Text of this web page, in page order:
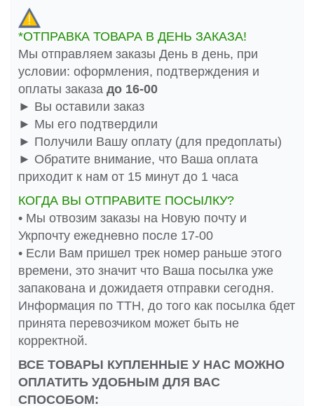
*ОТПРАВКА ТОВАРА В ДЕНЬ ЗАКАЗА!
Мы отправляем заказы День в день, при
условии: оформления, подтверждения и
оплаты заказа до 16-00
► Вы оставили заказ
► Мы его подтвердили
► Получили Вашу оплату (для предоплаты)
► Обратите внимание, что Ваша оплата
приходит к нам от 15 минут до 1 часа
КОГДА ВЫ ОТПРАВИТЕ ПОСЫЛКУ?
• Мы отвозим заказы на Новую почту и
Укрпочту ежедневно после 17-00
• Если Вам пришел трек номер раньше этого
времени, это значит что Ваша посылка уже
запакована и дожидаетя отправки сегодня.
Информация по ТТН, до того как посылка бдет
принята перевозчиком может быть не
корректной.
ВСЕ ТОВАРЫ КУПЛЕННЫЕ У НАС МОЖНО
ОПЛАТИТЬ УДОБНЫМ ДЛЯ ВАС
СПОСОБОМ: